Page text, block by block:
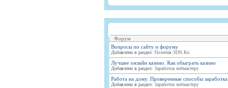
Форум
Вопросы по сайту и форуму
Добавлено в раздел: Позитив.3DN.Ru
Лучшее онлайн казино. Как обыграть казино
Добавлено в раздел: Заработок вебмастеру
Работа на дому. Проверенные способы заработка
Добавлено в раздел: Заработок вебмастеру